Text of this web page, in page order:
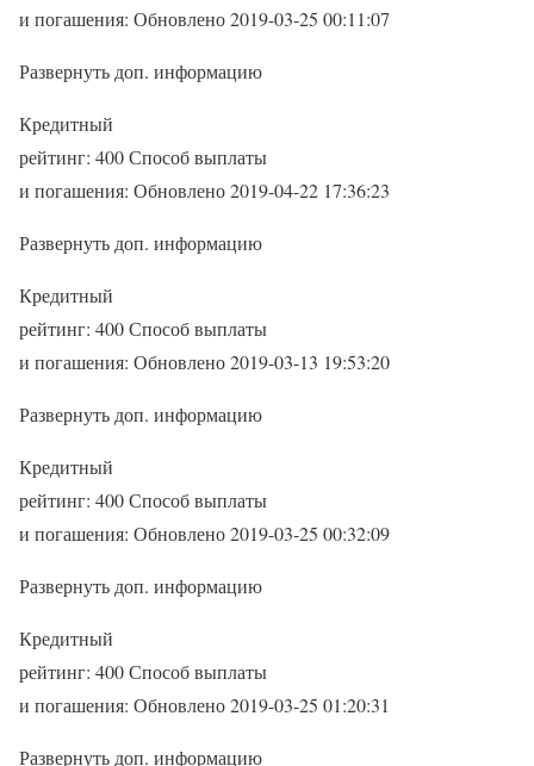
и погашения: Обновлено 2019-03-25 00:11:07
Развернуть доп. информацию
Кредитный
рейтинг: 400 Способ выплаты
и погашения: Обновлено 2019-04-22 17:36:23
Развернуть доп. информацию
Кредитный
рейтинг: 400 Способ выплаты
и погашения: Обновлено 2019-03-13 19:53:20
Развернуть доп. информацию
Кредитный
рейтинг: 400 Способ выплаты
и погашения: Обновлено 2019-03-25 00:32:09
Развернуть доп. информацию
Кредитный
рейтинг: 400 Способ выплаты
и погашения: Обновлено 2019-03-25 01:20:31
Развернуть доп. информацию